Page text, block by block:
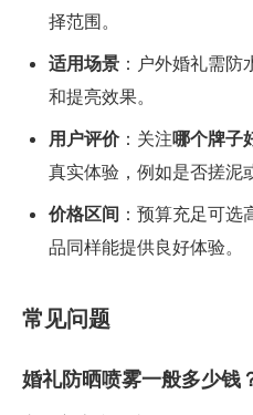
择范围。
适用场景 ：户外婚礼需
和提亮效果。
用户评价：关注哪个牌子
真实体验，例如是否搓泥
价格区间 ：预算充足可
品同样能提供良好体验。
常见问题
婚礼防晒喷雾一般多少钱